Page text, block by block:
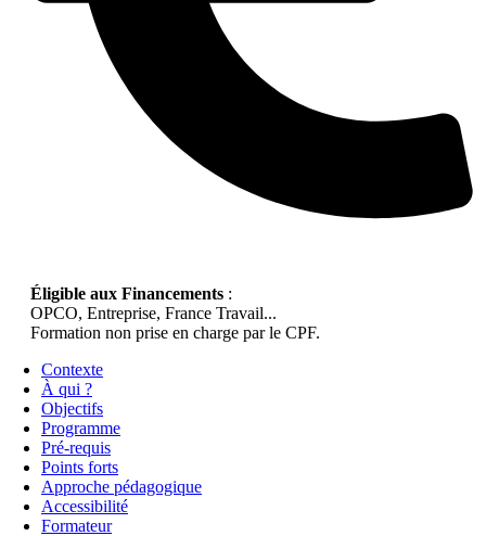
Éligible aux Financements :
OPCO, Entreprise, France Travail...
Formation non prise en charge par le CPF.
Contexte
À qui ?
Objectifs
Programme
Pré-requis
Points forts
Approche pédagogique
Accessibilité
Formateur